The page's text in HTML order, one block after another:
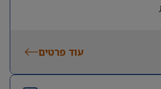
עוד פרטים